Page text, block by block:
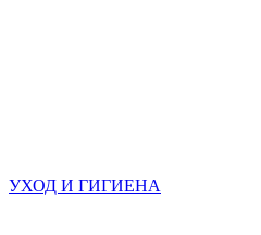
УХОД И ГИГИЕНА